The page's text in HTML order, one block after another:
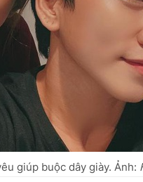
giúp buộc dây giày. Ảnh: